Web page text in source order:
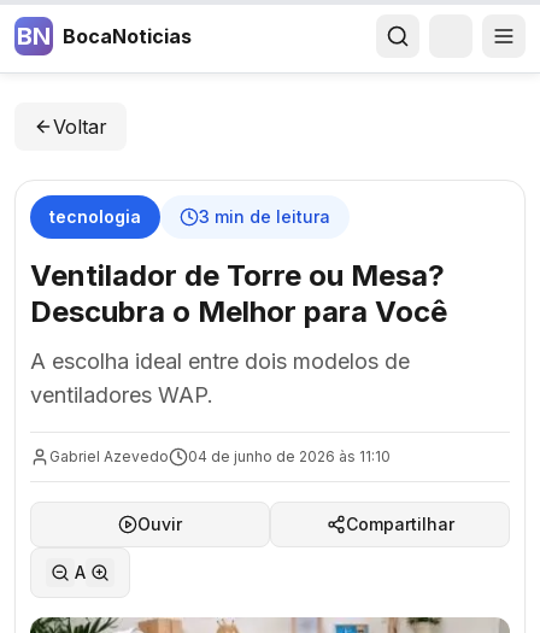
BN BocaNoticias
Voltar
tecnologia 3 min de leitura
Ventilador de Torre ou Mesa?
Descubra o Melhor para Você
A escolha ideal entre dois modelos de
ventiladores WAP.
Gabriel Azevedo 04 de junho de 2026 às 11:10
Ouvir Compartilhar
A